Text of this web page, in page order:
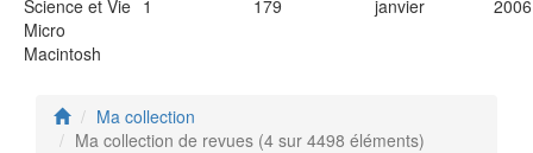
Science et Vie
Micro
Macintosh
1 179 janvier 2006
Ma collection
Ma collection de revues (4 sur 4498 éléments)